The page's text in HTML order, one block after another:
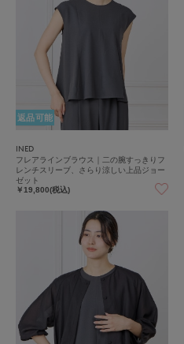
返品可能
INED
フレアラインブラウス｜二の腕すっきりフ
レンチスリーブ、さらり涼しい上品ジョー
ゼット
￥19,800(税込)